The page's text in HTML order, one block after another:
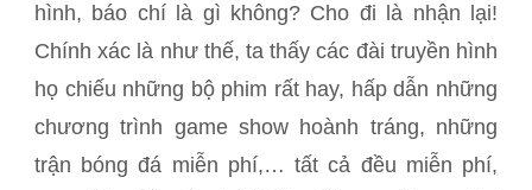
hình, báo chí là gì không? Cho đi là nhận lại!
Chính xác là như thế, ta thấy các đài truyền hình
họ chiếu những bộ phim rất hay, hấp dẫn những
chương trình game show hoành tráng, những
trận bóng đá miễn phí,… tất cả đều miễn phí,